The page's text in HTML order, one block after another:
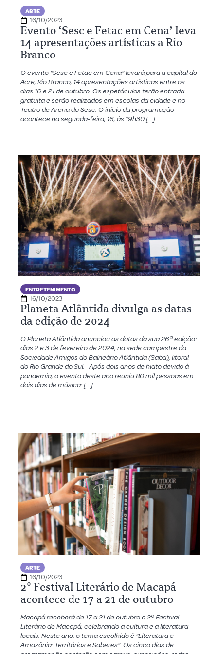
ARTE
16/10/2023
Evento ‘Sesc e Fetac em Cena’ leva
14 apresentações artísticas a Rio
Branco
O evento “Sesc e Fetac em Cena” levará para a capital do
Acre, Rio Branco, 14 apresentações artísticas entre os
dias 16 e 21 de outubro. Os espetáculos terão entrada
gratuita e serão realizados em escolas da cidade e no
Teatro de Arena do Sesc. O início da programação
acontece na segunda-feira, 16, às 19h30 […]
ENTRETENIMENTO
16/10/2023
Planeta Atlântida divulga as datas
da edição de 2024
O Planeta Atlântida anunciou as datas da sua 26ª edição:
dias 2 e 3 de fevereiro de 2024, na sede campestre da
Sociedade Amigos do Balneário Atlântida (Saba), litoral
do Rio Grande do Sul. Após dois anos de hiato devido à
pandemia, o evento deste ano reuniu 80 mil pessoas em
dois dias de música: […]
ARTE
16/10/2023
2º Festival Literário de Macapá
acontece de 17 a 21 de outubro
Macapá receberá de 17 a 21 de outubro o 2º Festival
Literário de Macapá, celebrando a cultura e a literatura
locais. Neste ano, o tema escolhido é “Literatura e
Amazônia: Territórios e Saberes”. Os cinco dias de